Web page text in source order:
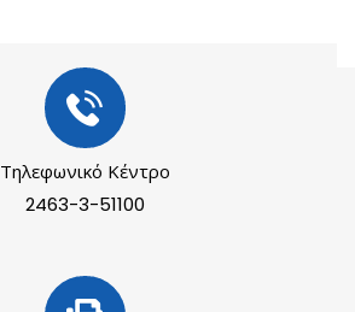
Τηλεφωνικό Κέντρο
2463-3-51100